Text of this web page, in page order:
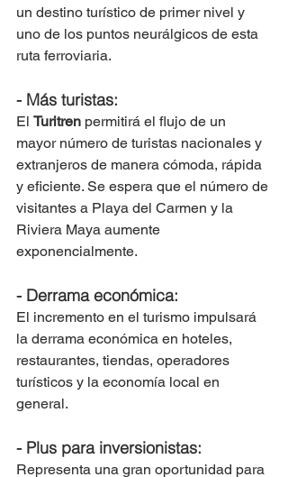
un destino turístico de primer nivel y
uno de los puntos neurálgicos de esta
ruta ferroviaria.
- Más turistas:
El Turitren permitirá el flujo de un
mayor número de turistas nacionales y
extranjeros de manera cómoda, rápida
y eficiente. Se espera que el número de
visitantes a Playa del Carmen y la
Riviera Maya aumente
exponencialmente.
- Derrama económica:
El incremento en el turismo impulsará
la derrama económica en hoteles,
restaurantes, tiendas, operadores
turísticos y la economía local en
general.
- Plus para inversionistas:
Representa una gran oportunidad para